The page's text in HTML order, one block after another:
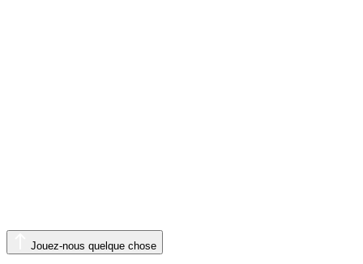
Jouez-nous quelque chose